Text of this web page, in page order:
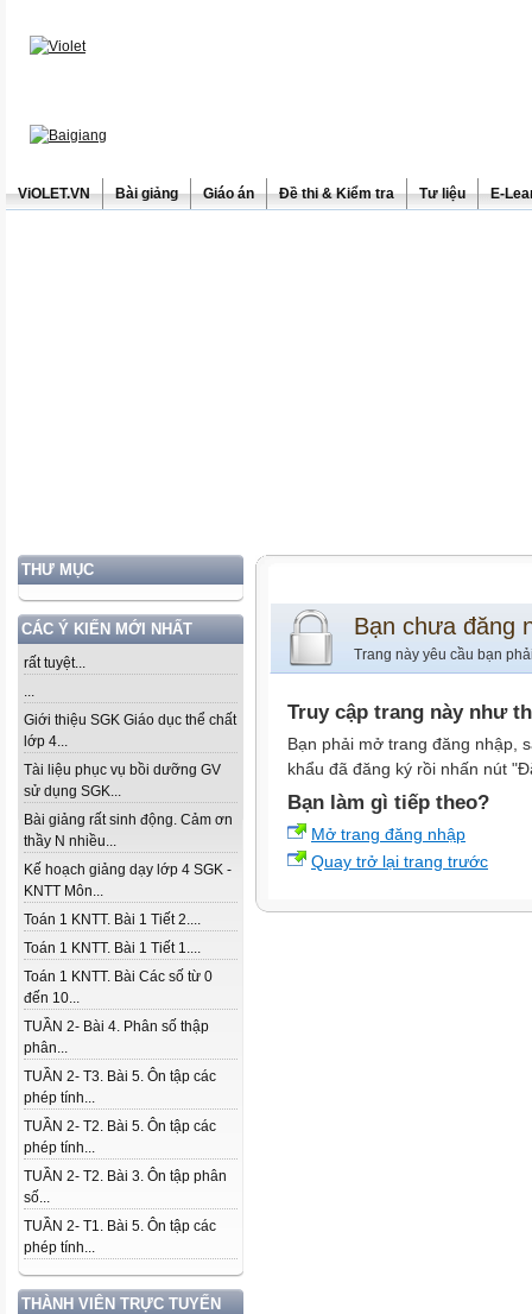
ViOLET.VN Bài giảng Giáo án Đề thi & Kiểm tra Tư liệu E-
THƯ MỤC
CÁC Ý KIẾN MỚI NHẤT
rất tuyệt...
...
Giới thiệu SGK Giáo dục thể chất
lớp 4...
Tài liệu phục vụ bồi dưỡng GV
sử dụng SGK...
Bài giảng rất sinh động. Cảm ơn
thầy N nhiều...
Kế hoạch giảng dạy lớp 4 SGK -
KNTT Môn...
Toán 1 KNTT. Bài 1 Tiết 2....
Toán 1 KNTT. Bài 1 Tiết 1....
Toán 1 KNTT. Bài Các số từ 0
đến 10...
TUẦN 2- Bài 4. Phân số thập
phân...
TUẦN 2- T3. Bài 5. Ôn tập các
phép tính...
TUẦN 2- T2. Bài 5. Ôn tập các
phép tính...
TUẦN 2- T2. Bài 3. Ôn tập phân
số...
TUẦN 2- T1. Bài 5. Ôn tập các
phép tính...
THÀNH VIÊN TRỰC TUYẾN
Bạn chưa đăng
Trang này yêu cầu bạn
Truy cập trang này như
Bạn phải mở trang đăng nhập,
khẩu đã đăng ký rồi nhấn nút
Bạn làm gì tiếp theo?
Mở trang đăng nhập
Quay trở lại trang trước